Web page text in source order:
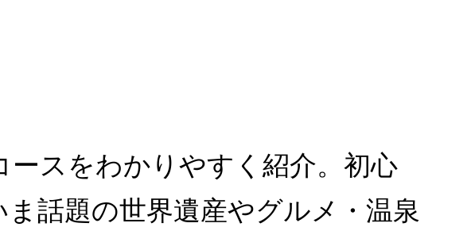
スをわかりやすく紹介。初心
話題の世界遺産やグルメ・温泉